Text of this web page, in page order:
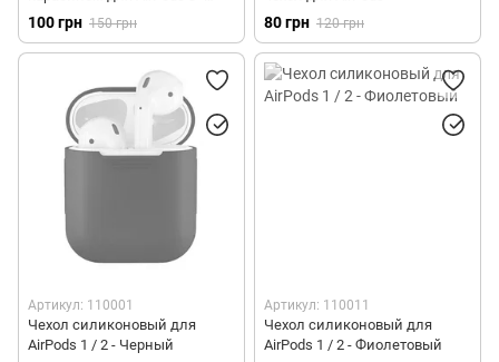
Люминесцентный
100 грн 150 грн 80 грн 120 грн
Артикул: 110001
Чехол силиконовый для
AirPods 1 / 2 - Черный
Артикул: 110011
Чехол силиконовый для
AirPods 1 / 2 - Фиолетовый